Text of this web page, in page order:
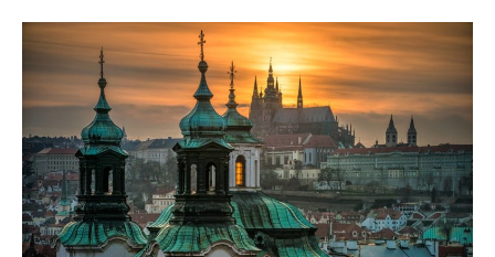
la
à
et
en